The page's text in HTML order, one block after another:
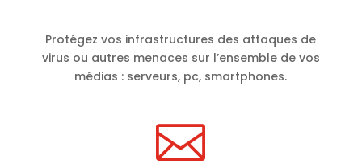
Protégez vos infrastructures des attaques de
virus ou autres menaces sur l’ensemble de vos
médias : serveurs, pc, smartphones.
